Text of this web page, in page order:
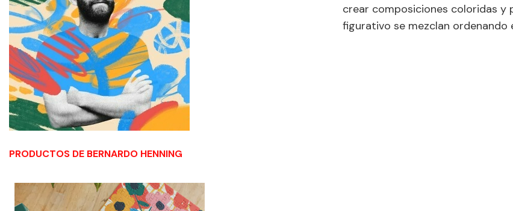
crear composiciones coloridas
figurativo se mezclan ordenando
PRODUCTOS DE BERNARDO HENNING